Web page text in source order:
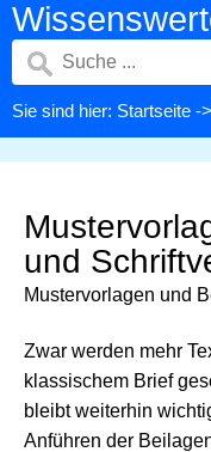
Sie sind hier: Startseite ->
und
Mustervorlagen und
Zwar werden mehr
klassischem Brief
bleibt weiterhin
Anführen der